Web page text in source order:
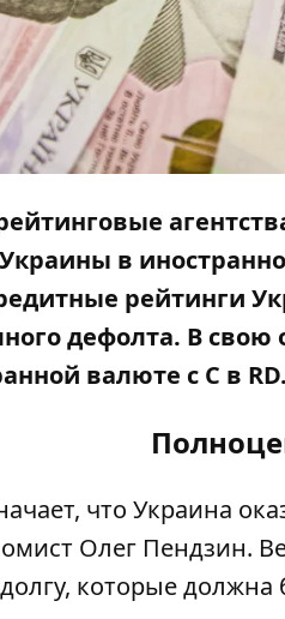
в
рейтинги
дефолта. В
валюте с C в RD.
что Украина
Олег Пендзин.
которые должна